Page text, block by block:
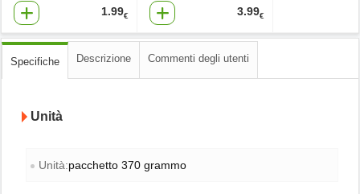
1.99€ 3.99€
Specifiche Descrizione Commenti degli utenti
Unità
Unità:pacchetto 370 grammo